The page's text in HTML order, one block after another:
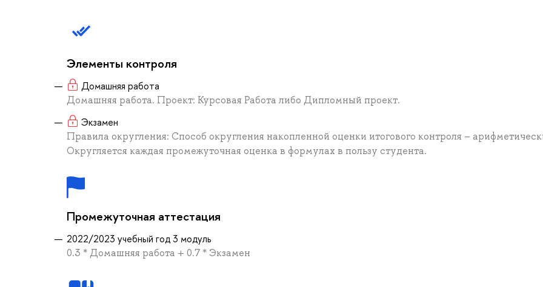
Элементы контроля
Домашняя работа
Домашняя работа. Проект: Курсовая Работа либо Дипломный проект.
Экзамен
Правила округления: Способ округления накопленной оценки итогового контроля –
Округляется каждая промежуточная оценка в формулах в пользу студента.
Промежуточная аттестация
2022/2023 учебный год 3 модуль
0.3 * Домашняя работа + 0.7 * Экзамен